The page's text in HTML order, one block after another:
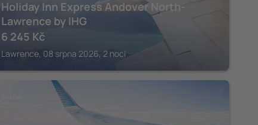
Holiday Inn Express Andover North-
Lawrence by IHG
6 245 Kč
Lawrence, 08 srpna 2026, 2 noci